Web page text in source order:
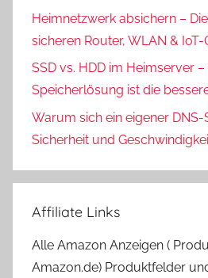
Heimnetzwerk absichern –
sicheren Router, WLAN & IoT-
SSD vs. HDD im Heimserver
Speicherlösung ist die
Warum sich ein eigener
Sicherheit und
Affiliate Links
Alle Amazon Anzeigen (
Amazon.de) Produktfelder